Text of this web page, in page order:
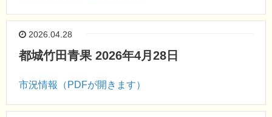
2026.04.28
都城竹田青果 2026年4月28日
市況情報（PDFが開きます）